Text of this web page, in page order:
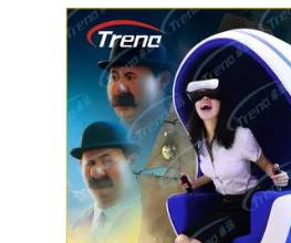
SITEMAP
PRIVACY
POLICY